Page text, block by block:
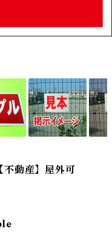
不動産】屋外可